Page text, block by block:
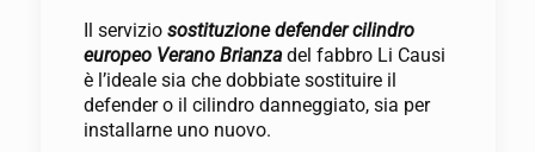
Il servizio sostituzione defender cilindro
europeo Verano Brianzadel fabbro Li Causi
è l’ideale sia che dobbiate sostituire il
defender o il cilindro danneggiato, sia per
installarne uno nuovo.